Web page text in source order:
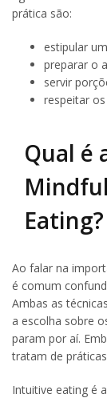
prática são:
estipular
preparar o
servir
respeitar
Qual é
Eating?
Ao falar na
é comum
Ambas as
a escolha sobre
param por aí.
tratam de
Intuitive eating é